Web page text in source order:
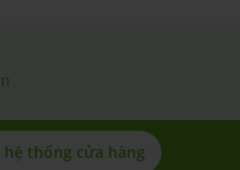
hệ thống cửa hàng